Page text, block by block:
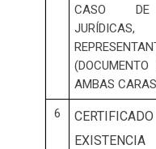
CASO DE
AMBAS
6